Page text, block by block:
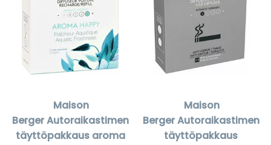
Maison
BergerAutoraikastimen
täyttöpakkaus aroma
Maison
BergerAutoraikastimen
täyttöpakkaus